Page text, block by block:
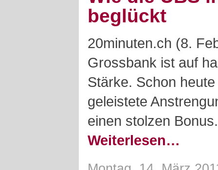
beglückt
20minuten.ch (8.
Grossbank ist auf
Stärke. Schon
geleistete
einen stolzen Bonus.
Weiterlesen…